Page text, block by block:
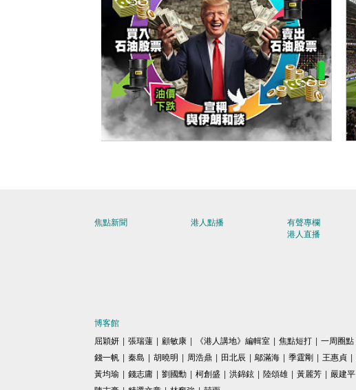
焦點新聞 港人點播
有聲專欄
港人直播
博客館
屈穎妍
張瑞蓮 顧敏康 《港人講地》編輯室 焦點短打 一周圈點
錢一帆
秦島 胡曉明 周浩鼎 田北辰 鄔滿海 季霆剛 王惠貞
黃均瑜
錢志庸 劉國勳 柯創盛 洪錦鉉 陸頌雄 黃麗芳 嚴建平